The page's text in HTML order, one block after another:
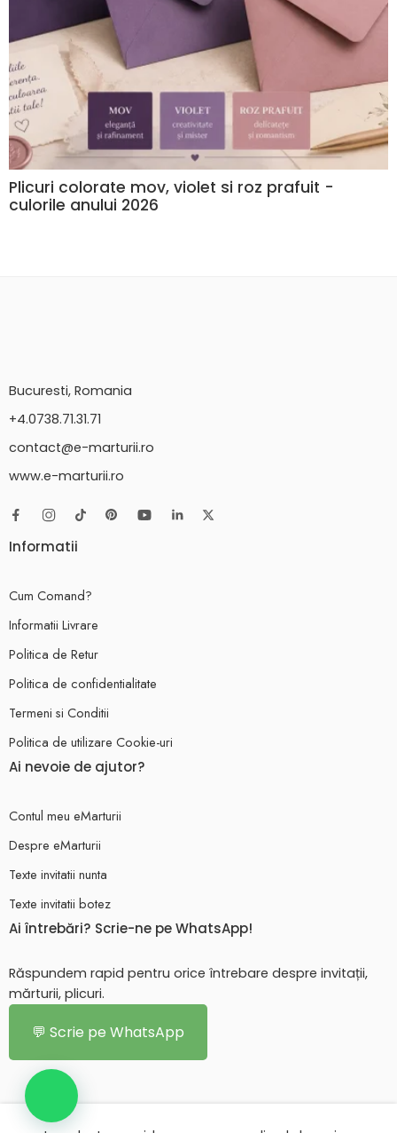
Plicuri colorate mov, violet si roz prafuit -
culorile anului 2026
Bucuresti, Romania
+4.0738.71.31.71
contact@e-marturii.ro
www.e-marturii.ro
Informatii
Cum Comand?
Informatii Livrare
Politica de Retur
Politica de confidentialitate
Termeni si Conditii
Politica de utilizare Cookie-uri
Ai nevoie de ajutor?
Contul meu eMarturii
Despre eMarturii
Texte invitatii nunta
Texte invitatii botez
Ai întrebări? Scrie-ne pe WhatsApp!
Răspundem rapid pentru orice întrebare despre invitații,
mărturii, plicuri.
💬 Scrie pe WhatsApp